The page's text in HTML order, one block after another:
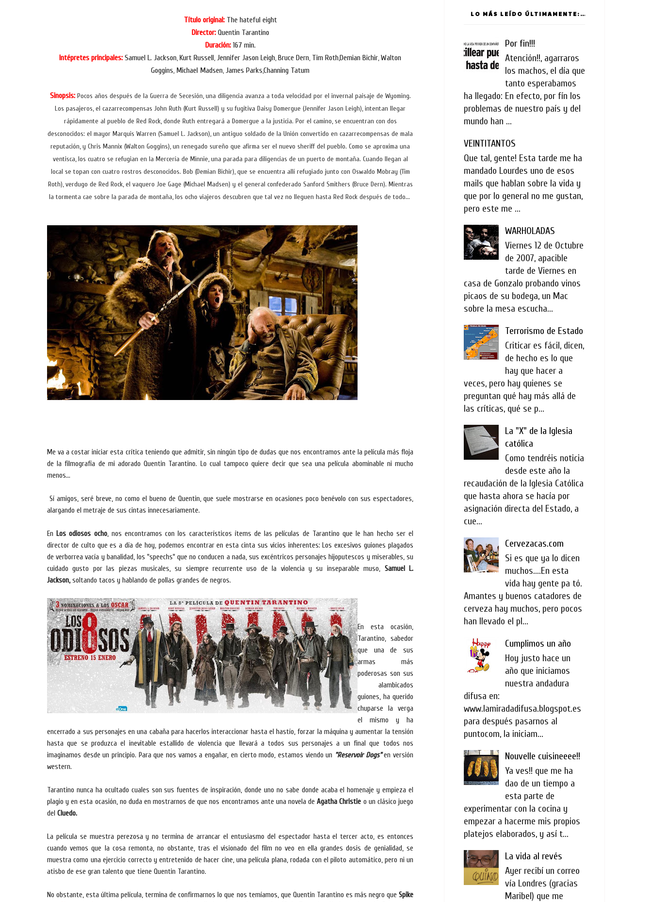
Título original:The hateful eight
Director: Quentin Tarantino
Duración: 167 min.
Intépretes principales: Samuel L. Jackson,Kurt Russell,Jennifer Jason Leigh,Bruce Dern, Tim Roth,Demian Bichir,Walton
Goggins, Michael Madsen,James Parks,Channing Tatum
Sinopsis: Pocos años después de la Guerra de Secesión, una diligencia avanza a toda velocidad por el invernal paisaje de Wyoming.
Los pasajeros, el cazarrecompensas John Ruth (Kurt Russell) y su fugitiva Daisy Domergue (Jennifer Jason Leigh), intentan llegar
rápidamente al pueblo de Red Rock, donde Ruth entregará a Domergue a la justicia. Por el camino, se encuentran con dos
desconocidos: el mayor Marquis Warren (Samuel L. Jackson), un antiguo soldado de la Unión convertido en cazarrecompensas de mala
reputación, y Chris Mannix (Walton Goggins), un renegado sureño que afirma ser el nuevo sheriff del pueblo. Como se aproxima una
ventisca, los cuatro se refugian en la Mercería de Minnie, una parada para diligencias de un puerto de montaña. Cuando llegan al
local se topan con cuatro rostros desconocidos. Bob (Demian Bichir), que se encuentra allí refugiado junto con Oswaldo Mobray (Tim
Roth), verdugo de Red Rock, el vaquero Joe Gage (Michael Madsen) y el general confederado Sanford Smithers (Bruce Dern). Mientras
la tormenta cae sobre la parada de montaña, los ocho viajeros descubren que tal vez no lleguen hasta Red Rock después de todo...
Me va a costar iniciar esta crítica teniendo que admitir, sin ningún tipo de dudas que nos encontramos ante la película más floja
de la filmografía de mi adorado Quentin Tarantino. Lo cual tampoco quiere decir que sea una película abominable ni mucho
menos...
Sí amigos, seré breve, no como el bueno de Quentin, que suele mostrarse en ocasiones poco benévolo con sus espectadores,
alargando el metraje de sus cintas innecesariamente.
En Los odiosos ocho, nos encontramos con los característicos ítems de las películas de Tarantino que le han hecho ser el
director de culto que es a día de hoy, podemos encontrar en esta cinta sus vicios inherentes: Los excesivos guiones plagados
de verborrea vacía y banalidad, los "speechs" que no conducen a nada, sus excéntricos personajes hijoputescos y miserables, su
cuidado gusto por las piezas musicales, su siempre recurrente uso de la violencia y su inseparable muso, Samuel L.
Jackson, soltando tacos y hablando de pollas grandes de negros.
En esta ocasión,
Tarantino, sabedor
que una de sus
armas más
poderosas son sus
alambicados
guiones, ha querido
chuparse la verga
el mismo y ha
encerrado a sus personajes en una cabaña para hacerlos interaccionar hasta el hastío, forzar la máquina y aumentar la tensión
hasta que se produzca el inevitable estallido de violencia que llevará a todos sus personajes a un final que todos nos
imaginamos desde un principio. Para que nos vamos a engañar, en cierto modo, estamos viendo un "Reservoir Dogs"en versión
western.
Tarantino nunca ha ocultado cuales son sus fuentes de inspiración, donde uno no sabe donde acaba el homenaje y empieza el
plagio y en esta ocasión, no duda en mostrarnos de que nos encontramos ante una novela deAgatha Christie o un clásico juego
del Cluedo.
La película se muestra perezosa y no termina de arrancar el entusiasmo del espectador hasta el tercer acto, es entonces
cuando vemos que la cosa remonta, no obstante, tras el visionado del film no veo en ella grandes dosis de genialidad, se
muestra como una ejercicio correcto y entretenido de hacer cine, una película plana, rodada con el piloto automático, pero ni un
atisbo de ese gran talento que tiene Quentin Tarantino.
No obstante, esta última película, termina de confirmarnos lo que nos temíamos, que Quentin Tarantino es más negro que Spike
LO MÁS LEÍDO ÚLTIMAMENTE:
Por fin!!!
Atención!!, agarraros
los machos, el día que
tanto esperabamos
ha llegado: En efecto, por fín los
problemas de nuestro país y del
mundo han ...
VEINTITANTOS
Que tal, gente! Esta tarde me ha
mandado Lourdes uno de esos
mails que hablan sobre la vida y
que por lo general no me gustan,
pero este me ...
WARHOLADAS
Viernes 12 de Octubre
de 2007, apacible
tarde de Viernes en
casa de Gonzalo probando vinos
picaos de su bodega, un Mac
sobre la mesa escucha...
Terrorismo de Estado
Criticar es fácil, dicen,
de hecho es lo que
hay que hacer a
veces, pero hay quienes se
preguntan qué hay más allá de
las críticas, qué se p...
La "X" de la Iglesia
católica
Como tendréis noticia
desde este año la
recaudación de la Iglesia Católica
que hasta ahora se hacía por
asignación directa del Estado, a
cue...
Cervezacas.com
Si es que ya lo dicen
muchos....En esta
vida hay gente pa tó.
Amantes y buenos catadores de
cerveza hay muchos, pero pocos
han llevado el pl...
Cumplimos un año
Hoy justo hace un
año que iniciamos
nuestra andadura
difusa en:
www.lamiradadifusa.blogspot.es
para después pasarnos al
puntocom, la iniciam...
Nouvelle cuisineeee!!
Ya ves!! que me ha
dao de un tiempo a
esta parte de
experimentar con la cocina y
empezar a hacerme mis propios
platejos elaborados, y así t...
La vida al revés
Ayer recibí un correo
vía Londres (gracias
Maribel) que me